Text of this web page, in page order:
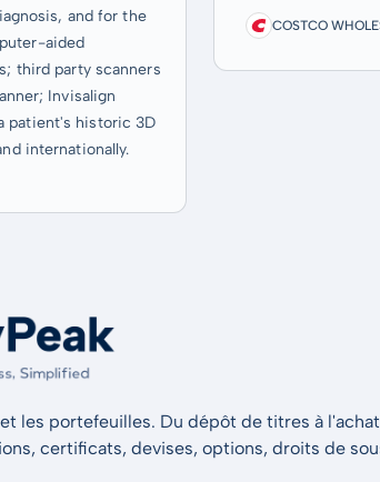
and for the
aided
third party scanners
Invisalign
patient's historic 3D
internationally.
COSTCO
les portefeuilles. Du dépôt de titres à
certificats, devises, options, droits de